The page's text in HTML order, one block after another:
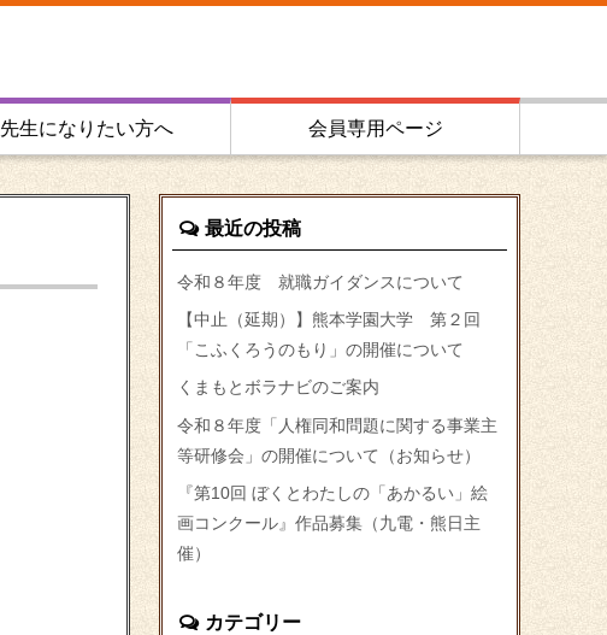
先生になりたい方へ 会員専用ページ
最近の投稿
令和８年度 就職ガイダンスについて
【中止（延期）】熊本学園大学 第２回
「こふくろうのもり」の開催について
くまもとボラナビのご案内
令和８年度「人権同和問題に関する事業主
等研修会」の開催について（お知らせ）
『第10回 ぼくとわたしの「あかるい」絵
画コンクール』作品募集（九電・熊日主
催）
カテゴリー